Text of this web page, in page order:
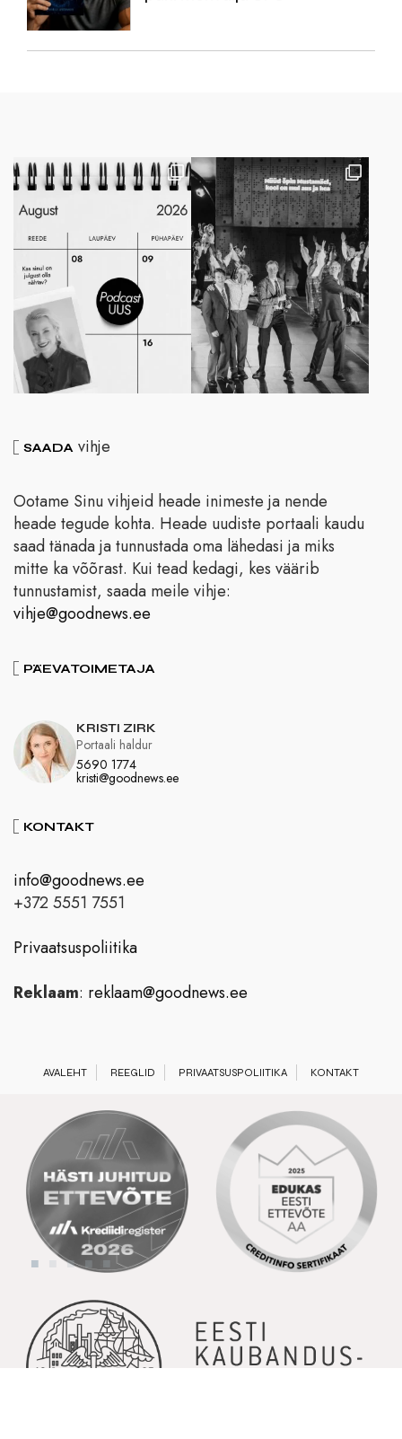
SAADA vihje
Ootame Sinu vihjeid heade inimeste ja nende
heade tegude kohta. Heade uudiste portaali kaudu
saad tänada ja tunnustada oma lähedasi ja miks
mitte ka võõrast. Kui tead kedagi, kes väärib
tunnustamist, saada meile vihje:
vihje@goodnews.ee
PÄEVATOIMETAJA
KRISTI ZIRK
5690 1774
kristi@goodnews.ee
Portaali haldur
KONTAKT
info@goodnews.ee
+372 5551 7551
Privaatsuspoliitika
Reklaam: reklaam@goodnews.ee
AVALEHT REEGLID PRIVAATSUSPOLIITIKA KONTAKT